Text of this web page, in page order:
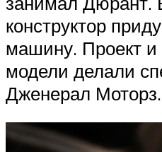
конструктор
машину. Проект и
модели делали
Дженерал Моторз.